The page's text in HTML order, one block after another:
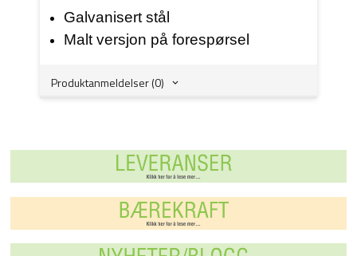
Galvanisert stål
Malt versjon på forespørsel
Produktanmeldelser (0)